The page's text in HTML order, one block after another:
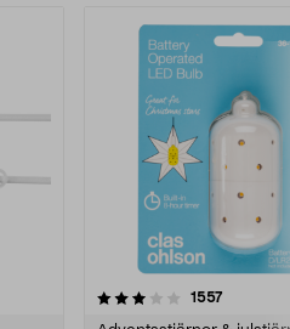
1557
4.5av 5 stjärnor